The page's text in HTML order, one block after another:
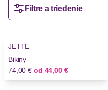
Filtre a triedenie
Novinky
JETTE
Bikiny
Stará cena
74,00 € odNová cena
44,00 €